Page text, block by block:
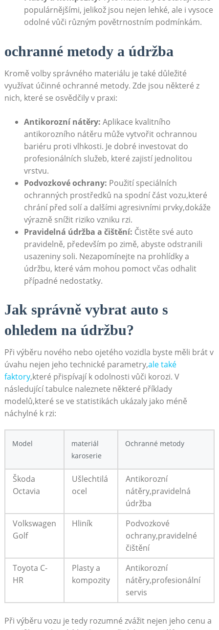
populárnějšími, jelikož jsou nejen lehké, ale i vysoce
odolné vůči různým povětrnostním podmínkám.
ochranné metody a údržba
Kromě volby správného materiálu je také důležité
využívat účinné ochranné metody. Zde jsou některé z
nich, které se osvědčily v praxi:
Antikorozní nátěry: Aplikace kvalitního
antikorozního nátěru může vytvořit ochrannou
bariéru proti vlhkosti. Je dobré investovat do
profesionálních služeb, které zajistí jednolitou
vrstvu.
Podvozkové ochrany: Použití speciálních
ochranných prostředků na spodní část vozu,které
chrání před solí a dalšími agresivními prvky,dokáže
výrazně snížit riziko vzniku rzi.
Pravidelná údržba a čištění: Čistěte své auto
pravidelně, především po zimě, abyste odstranili
usazeniny soli. Nezapomínejte na prohlídky a
údržbu, které vám mohou pomoct včas odhalit
případné nedostatky.
Jak správně vybrat auto s
ohledem na údržbu?
Při výběru nového nebo ojetého vozidla byste měli brát v
úvahu nejen jeho technické parametry,ale také
faktory,které přispívají k odolnosti vůči korozi. V
následující tabulce naleznete některé příklady
modelů,které se ve statistikách ukázaly jako méně
náchylné k rzi:
Model
materiál
karoserie
Ochranné metody
Škoda
Octavia
Ušlechtilá
ocel
Antikorozní
nátěry,pravidelná
údržba
Volkswagen
Golf
Hliník
Podvozkové
ochrany,pravidelné
čištění
Toyota C-
HR
Plasty a
kompozity
Antikorozní
nátěry,profesionální
servis
Při výběru vozu je tedy rozumné zvážit nejen jeho cenu a